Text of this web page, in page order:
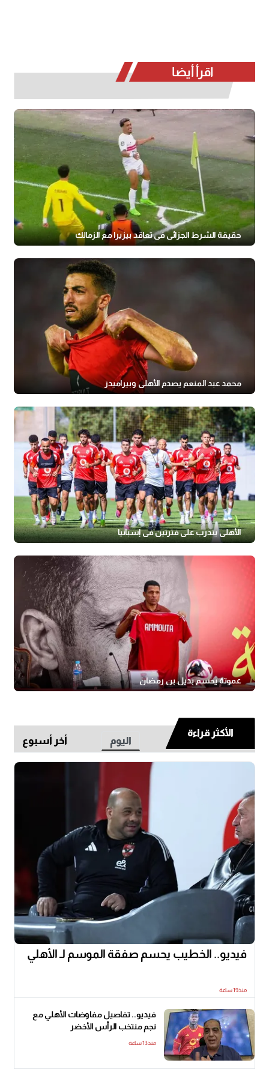
اقرأ أيضا
حقيقة الشرط الجزائي في تعاقد بيزيرا مع الزمالك
محمد عبد المنعم يصدم الأهلي وبيراميدز
الأهلي يتدرب على فترتين في إسبانيا
عموتة يحسم بديل بن رمضان
الأكثر قراءة
اليوم أخر أسبوع
فيديو.. الخطيب يحسم صفقة الموسم لـ الأهلي
منذ19 ساعة
فيديو.. تفاصيل مفاوضات الأهلي مع
نجم منتخب الرأس الأخضر
منذ13 ساعة